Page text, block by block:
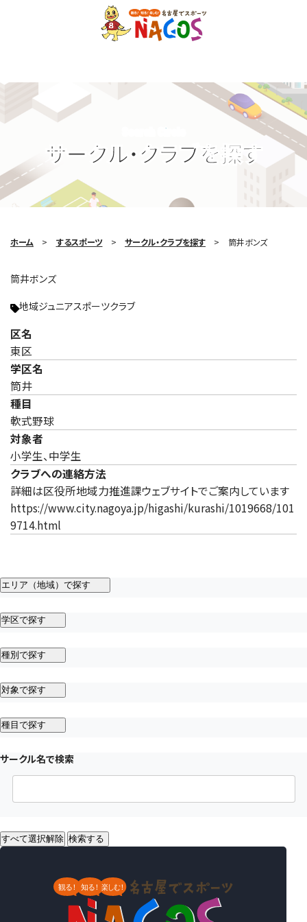
サークル・クラブを探す
Search Circle
ホーム するスポーツ サークル・クラブを探す 筒井ボンズ
筒井ボンズ
地域ジュニアスポーツクラブ
区名
東区
学区名
筒井
種目
軟式野球
対象者
小学生、中学生
クラブへの連絡方法
詳細は区役所地域力推進課ウェブサイトでご案内しています
https://www.city.nagoya.jp/higashi/kurashi/1019668/101
9714.html
エリア（地域）で探す
学区で探す
種別で探す
対象で探す
種目で探す
サークル名で検索
すべて選択解除 検索する